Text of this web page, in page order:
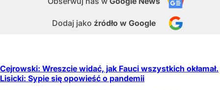
Dodaj jako źródło w Google
Cejrowski: Wreszcie widać, jak Fauci wszystkich okłamał.
Lisicki: Sypie się opowieść o pandemii